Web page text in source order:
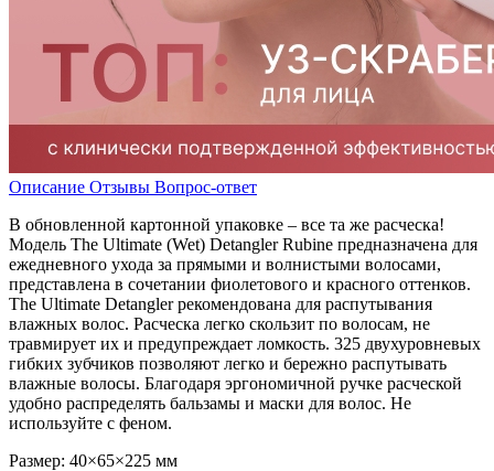
Описание Отзывы Вопрос-ответ
В обновленной картонной упаковке – все та же расческа!
Модель The Ultimate (Wet) Detangler Rubine предназначена для
ежедневного ухода за прямыми и волнистыми волосами,
представлена в сочетании фиолетового и красного оттенков.
The Ultimate Detangler рекомендована для распутывания
влажных волос. Расческа легко скользит по волосам, не
травмирует их и предупреждает ломкость. 325 двухуровневых
гибких зубчиков позволяют легко и бережно распутывать
влажные волосы. Благодаря эргономичной ручке расческой
удобно распределять бальзамы и маски для волос. Не
используйте с феном.
Размер: 40×65×225 мм